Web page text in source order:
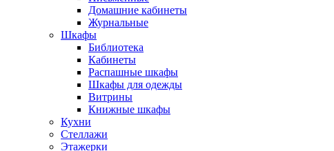
Домашние кабинеты
Журнальные
Шкафы
Библиотека
Кабинеты
Распашные шкафы
Шкафы для одежды
Витрины
Книжные шкафы
Кухни
Стеллажи
Этажерки